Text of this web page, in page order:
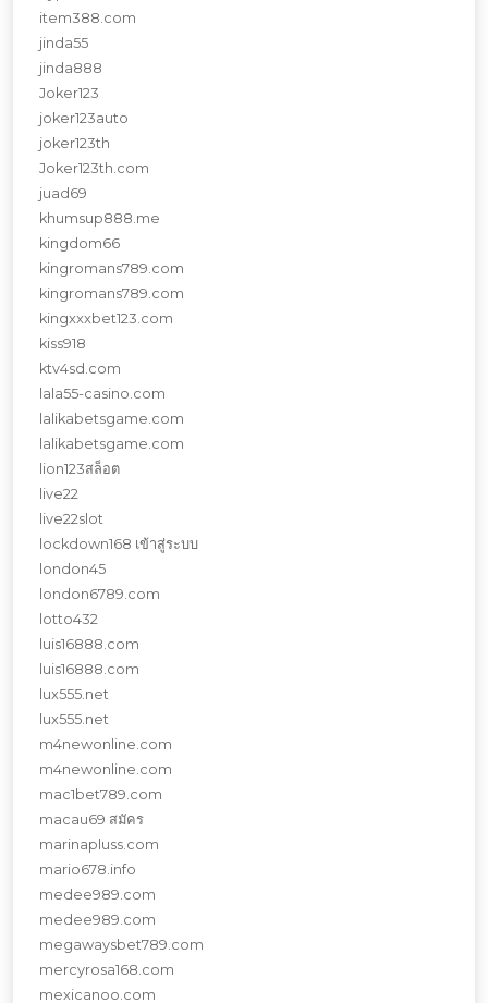
item388.com
jinda55
jinda888
Joker123
joker123auto
joker123th
Joker123th.com
juad69
khumsup888.me
kingdom66
kingromans789.com
kingromans789.com
kingxxxbet123.com
kiss918
ktv4sd.com
lala55-casino.com
lalikabetsgame.com
lalikabetsgame.com
lion123สล็อต
live22
live22slot
lockdown168 เข้าสู่ระบบ
london45
london6789.com
lotto432
luis16888.com
luis16888.com
lux555.net
lux555.net
m4newonline.com
m4newonline.com
mac1bet789.com
macau69 สมัคร
marinapluss.com
mario678.info
medee989.com
medee989.com
megawaysbet789.com
mercyrosa168.com
mexicanoo.com